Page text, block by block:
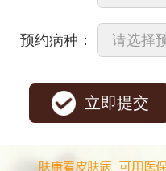
预约病种：
立即提交